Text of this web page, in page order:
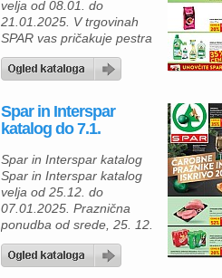
30-delni set je popolna […]
velja od 08.01. do
21.01.2025. V trgovinah
SPAR vas pričakuje pestra
izbira izdelkov po znižanih
cenah, ki bodo popestrili
za bolj zdrav način
prehranjevanja. Tukaj je
nekaj predlogov iz
trenutne ponudbe: BIO
TEMPEH Grashka Za vse
ljubitelje zdrave prehrane
je tempeh odlična izbira!
[…]
Spar in Interspar
katalog do 7.1.
Spar in Interspar katalog
Spar in Interspar katalog
velja od 25.12. do
07.01.2025. Praznična
ponudba od srede, 25. 12.
2024: SPAR vabi k
odkrivanju odličnih akcij in